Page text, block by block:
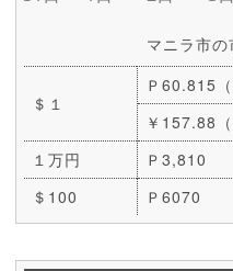
マニラ市
＄１
Ｐ60.815
￥157.88
１万円
Ｐ3,810
＄100
Ｐ6070